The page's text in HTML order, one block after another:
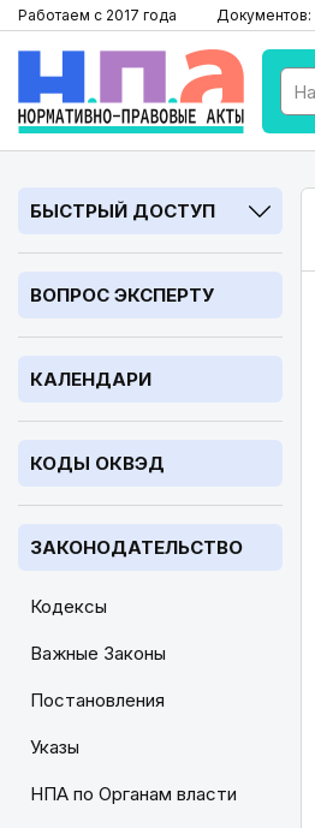
Работаем с 2017 года Документов:
БЫСТРЫЙ ДОСТУП
ВОПРОС ЭКСПЕРТУ
КАЛЕНДАРИ
КОДЫ ОКВЭД
ЗАКОНОДАТЕЛЬСТВО
Кодексы
Важные Законы
Постановления
Указы
НПА по Органам власти